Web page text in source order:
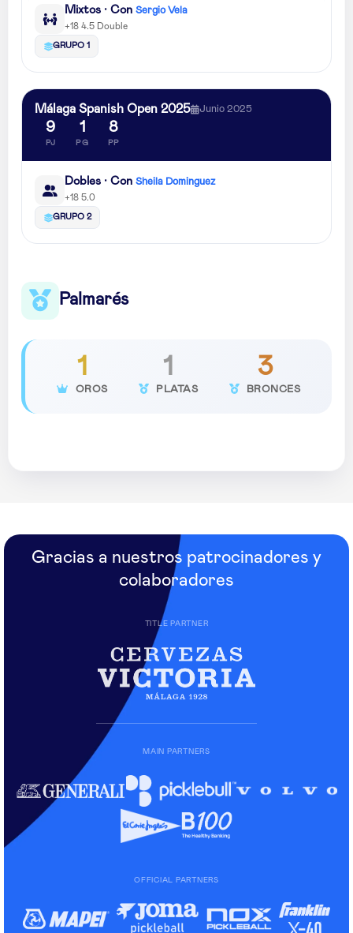
Mixtos · Con Sergio Vela
+18 4.5 Double
GRUPO 1
Málaga Spanish Open 2025 Junio 2025
9
PJ
1
PG
8
PP
Dobles · Con Sheila Dominguez
+18 5.0
GRUPO 2
Palmarés
1
OROS
1
PLATAS
3
BRONCES
Gracias a nuestros patrocinadores y
colaboradores
TITLE PARTNER
MAIN PARTNERS
OFFICIAL PARTNERS